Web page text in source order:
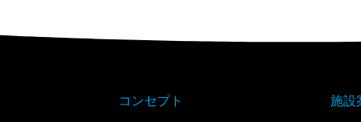
コンセプト 施設